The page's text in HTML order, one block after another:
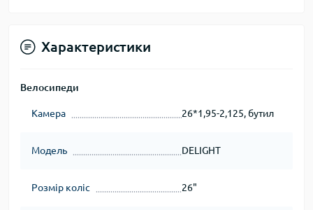
Характеристики
Велосипеди
Камера 26*1,95-2,125, бутил
Модель DELIGHT
Розмір коліс 26"